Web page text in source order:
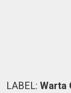
LABEL:Warta